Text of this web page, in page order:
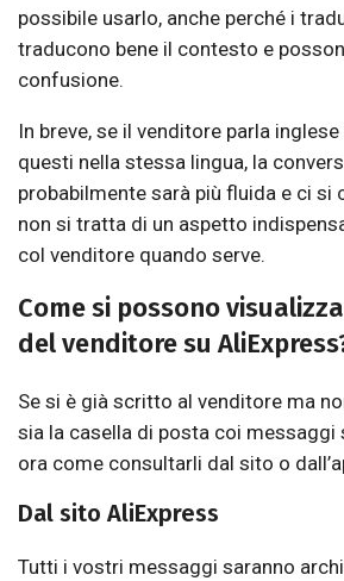
possibile usarlo, anche perché i
traducono bene il contesto e
confusione.
In breve, se il venditore parla
questi nella stessa lingua, la
probabilmente sarà più fluida e ci si
non si tratta di un aspetto
col venditore quando serve.
Come si possono
del venditore su
Se si è già scritto al venditore ma
sia la casella di posta coi messaggi
ora come consultarli dal sito o
Dal sito AliExpress
Tutti i vostri messaggi saranno